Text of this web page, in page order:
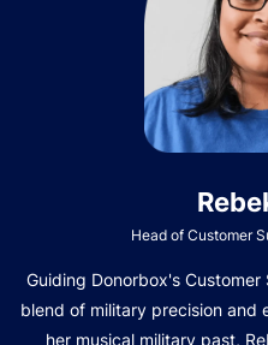
Head of Customer
Guiding Donorbox's
blend of military precision and
her musical military past,